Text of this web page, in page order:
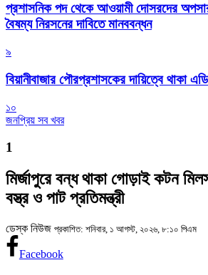
প্রশাসনিক পদ থেকে আওয়ামী দোসরদের
বৈষম্য নিরসনের দাবিতে মানববন্ধন
৯
বিয়ানীবাজার পৌরপ্রশাসকের দায়িত্বে থাকা
১০
জনপ্রিয় সব খবর
1
মির্জাপুরে বন্ধ থাকা গোড়াই কটন
বস্ত্র ও পাট প্রতিমন্ত্রী
ডেস্ক নিউজ প্রকাশিত: শনিবার, ১ আগস্ট, ২০২৬, ৮:১০ পিএম
Facebook